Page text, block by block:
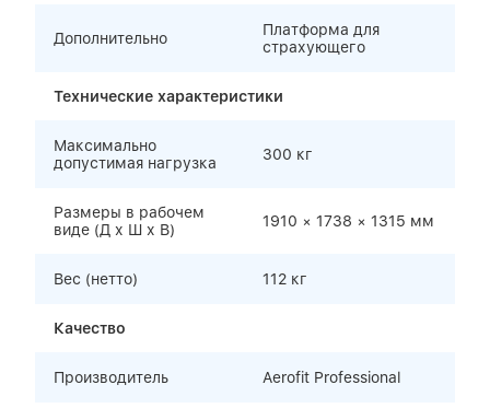
Дополнительно
Платформа для
страхующего
Технические характеристики
Максимально
допустимая нагрузка
300 кг
Размеры в рабочем
виде (Д х Ш х В)
1910 × 1738 × 1315 мм
Вес (нетто) 112 кг
Качество
Производитель Aerofit Professional